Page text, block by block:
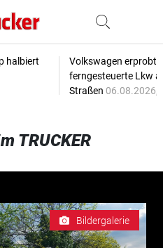
halbiert
Volkswagen erprobt
ferngesteuerte Lkw
Straßen 06.08.2026,
TRUCKER
Bildergalerie